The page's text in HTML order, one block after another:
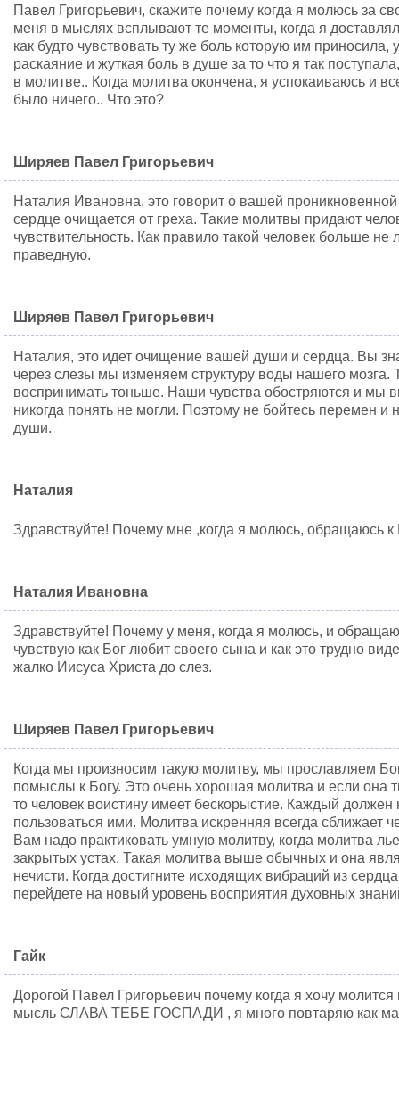
Павел Григорьевич, скажите почему когда я молюсь за
меня в мыслях всплывают те моменты, когда я
как будто чувствовать ту же боль которую им приносила,
раскаяние и жуткая боль в душе за то что я так
в молитве.. Когда молитва окончена, я успокаиваюсь и
было ничего.. Что это?
Ширяев Павел Григорьевич
Наталия Ивановна, это говорит о вашей
сердце очищается от греха. Такие молитвы придают
чувствительность. Как правило такой человек больше не
праведную.
Ширяев Павел Григорьевич
Наталия, это идет очищение вашей души и сердца. Вы
через слезы мы изменяем структуру воды нашего мозга.
воспринимать тоньше. Наши чувства обостряются и мы
никогда понять не могли. Поэтому не бойтесь перемен и
души.
Наталия
Здравствуйте! Почему мне ,когда я молюсь, обращаюсь к
Наталия Ивановна
Здравствуйте! Почему у меня, когда я молюсь, и
чувствую как Бог любит своего сына и как это трудно
жалко Иисуса Христа до слез.
Ширяев Павел Григорьевич
Когда мы произносим такую молитву, мы прославляем
помыслы к Богу. Это очень хорошая молитва и если она
то человек воистину имеет бескорыстие. Каждый
пользоваться ими. Молитва искренняя всегда сближает
Вам надо практиковать умную молитву, когда молитва
закрытых устах. Такая молитва выше обычных и она
нечисти. Когда достигните исходящих вибраций из
перейдете на новый уровень восприятия духовных
Гайк
Дорогой Павел Григорьевич почему когда я хочу
мысль СЛАВА ТЕБЕ ГОСПАДИ , я много повтаряю как